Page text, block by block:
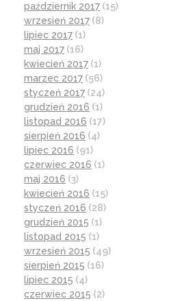
październik 2017 (15)
wrzesień 2017 (8)
lipiec 2017 (1)
maj 2017 (16)
kwiecień 2017 (1)
marzec 2017 (56)
styczeń 2017 (24)
grudzień 2016 (1)
listopad 2016 (17)
sierpień 2016 (4)
lipiec 2016 (91)
czerwiec 2016 (1)
maj 2016 (3)
kwiecień 2016 (15)
styczeń 2016 (28)
grudzień 2015 (1)
listopad 2015 (1)
wrzesień 2015 (49)
sierpień 2015 (16)
lipiec 2015 (4)
czerwiec 2015 (2)